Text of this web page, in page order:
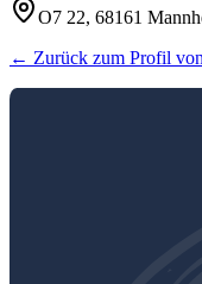
O7 22, 68161
← Zurück zum Profil von